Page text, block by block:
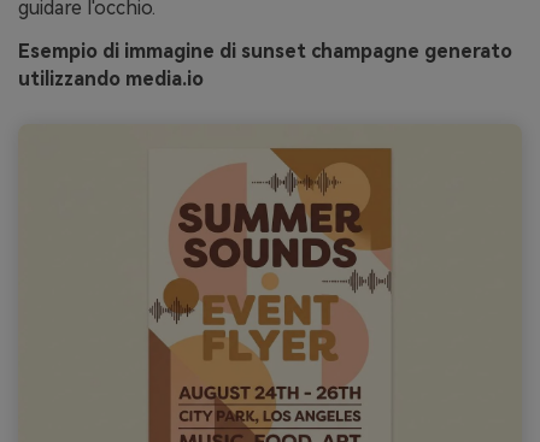
guidare l'occhio.
Esempio di immagine di sunset champagne generato
utilizzando media.io